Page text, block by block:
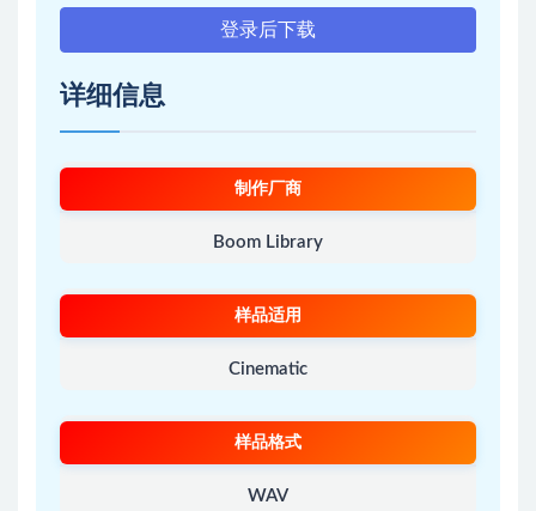
登录后下载
详细信息
制作厂商
Boom Library
样品适用
Cinematic
样品格式
WAV